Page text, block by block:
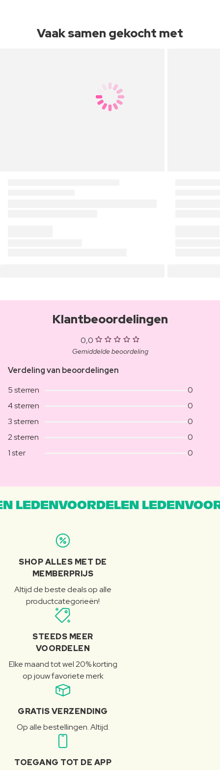
Vaak samen gekocht met
Klantbeoordelingen
0,0
Gemiddelde beoordeling
Verdeling van beoordelingen
5 sterren
0
4 sterren
0
3 sterren
0
2 sterren
0
1 ster
0
LEDENVOORDELEN
SHOP ALLES MET DE
MEMBERPRIJS
Altijd de beste deals op alle
productcategorieën!
STEEDS MEER
VOORDELEN
Elke maand tot wel 20% korting
op jouw favoriete merk
GRATIS VERZENDING
Op alle bestellingen. Altijd.
TOEGANG TOT DE APP